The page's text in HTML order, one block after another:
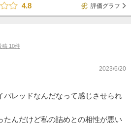
4.8
評価グラフ
稿 10件
2023/6/20
パレッドなんだなって感じさせられ
たんだけど私の詰めとの相性が悪い